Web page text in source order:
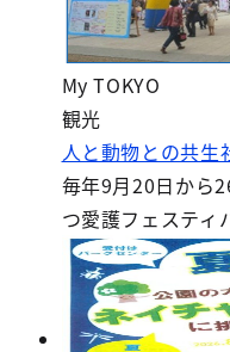
My TOKYO
観光
人と動物との共
毎年9月20日から
つ愛護フェスティ